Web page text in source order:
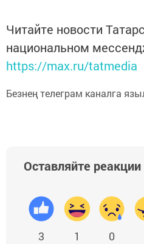
Читайте новости
национальном
https://max.ru/tatmedia
Безнең телеграм каналга
Оставляйте реакции
3 1 0